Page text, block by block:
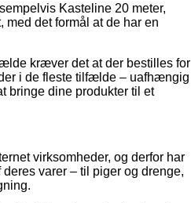
Kasteline 20 meter,
med det formål at de har en
kræver det at der bestilles for
i de fleste tilfælde – uafhængig
bringe dine produkter til et
virksomheder, og derfor har
varer – til piger og drenge,